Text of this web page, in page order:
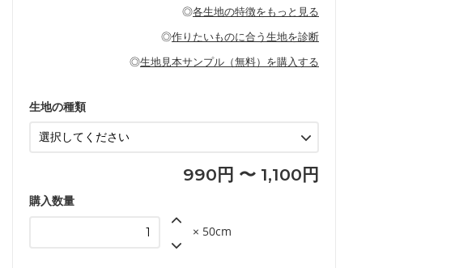
・スカート、甚平などの子ども服
・レッスンバッグ、上履き袋などの通園通学グッズ
・カーテン、エプロン、テーブルクロスなどの暮らしの
・パンツ、タックスカートなどのボトムス
もっと詳しく見る
夫で高い耐久性があります。トートバッグ・ポーチ・ペ
ンケースなどの布小物、インテリア用品に向いていま
・インテリア用品
◎各生地の特徴をもっと見る
◎作りたいものに合う生地を診断
◎生地見本サンプル（無料）を購入する
生地の種類
990円 〜 1,100円
購入数量
× 50cm